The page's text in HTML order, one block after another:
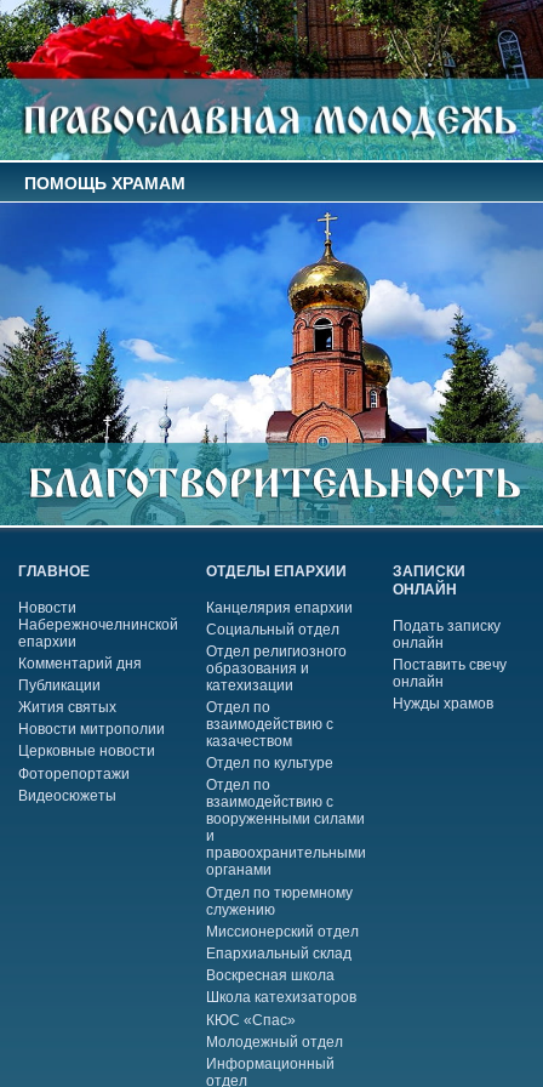
ПОМОЩЬ ХРАМАМ
ГЛАВНОЕ
Новости
Набережночелнинской
епархии
Комментарий дня
Публикации
Жития святых
Новости митрополии
Церковные новости
Фоторепортажи
Видеосюжеты
ОТДЕЛЫ ЕПАРХИИ
Канцелярия епархии
Социальный отдел
Отдел религиозного
образования и
катехизации
Отдел по
взаимодействию с
казачеством
Отдел по культуре
Отдел по
взаимодействию с
вооруженными силами
и
правоохранительными
органами
Отдел по тюремному
служению
Миссионерский отдел
Епархиальный склад
Воскресная школа
Школа катехизаторов
КЮС «Спас»
Молодежный отдел
Информационный
отдел
ЗАПИСКИ
ОНЛАЙН
Подать записку
онлайн
Поставить свечу
онлайн
Нужды храмов